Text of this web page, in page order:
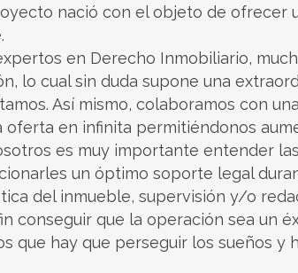
nació con el objeto de ofrecer
en Derecho Inmobiliario,
lo cual sin duda supone una
Así mismo, colaboramos con
oferta en infinita permitiéndonos
es muy importante entender
un óptimo soporte legal
del inmueble, supervisión y/o
conseguir que la operación sea un
que hay que perseguir los sueños y